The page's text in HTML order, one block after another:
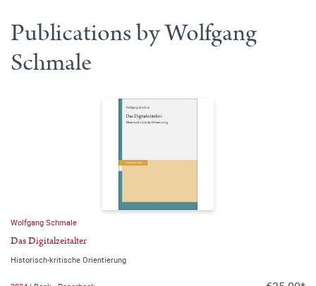
Publications by Wolfgang
Schmale
Wolfgang Schmale
Das Digitalzeitalter
Historisch-kritische Orientierung